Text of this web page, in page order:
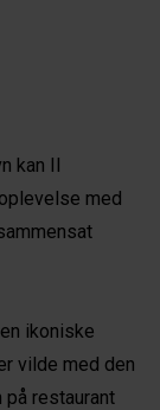
kan Il
med
ikoniske
vilde med den
restaurant